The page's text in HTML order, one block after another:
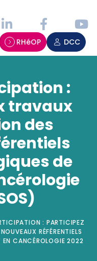
RHéOP DCC
:
travaux
des
de
: PARTICIPEZ
RÉFÉRENTIELS
EN CANCÉROLOGIE 2022